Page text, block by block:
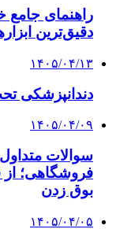
راهنمای جامع
دقیق‌ترین
۱۴۰۵/۰۴/۱۳
دندانپزشکی
۱۴۰۵/۰۴/۰۹
سوالات
فروشگاهی؛
بوق زدن
۱۴۰۵/۰۴/۰۵